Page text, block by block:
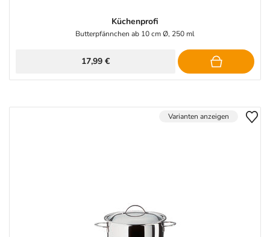
Küchenprofi
Butterpfännchen ab 10 cm Ø, 250 ml
17,99 €
Varianten anzeigen